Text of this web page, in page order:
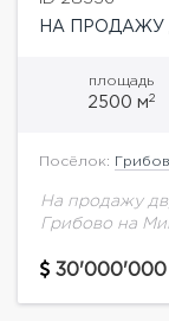
НА ПРОДАЖУ
площадь
2500 м2
Посёлок:
На продажу
Грибово на
Ченцова.В
30'000'000